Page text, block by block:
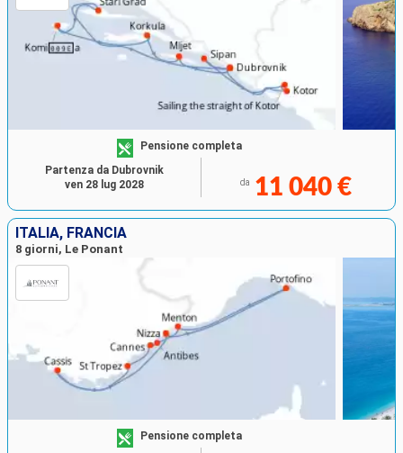
Pensione completa
da 11 040 €
Partenza da Dubrovnik
ven 28 lug 2028
ITALIA, FRANCIA
8 giorni, Le Ponant
Pensione completa